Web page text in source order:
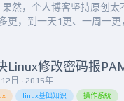
果然，个人博客坚持原创
更，到一天1更、一周一
部署环境。除了一些常见
的Samba。...
日 · 2015年
Linux修改密码报
linux基础知识 操作系統